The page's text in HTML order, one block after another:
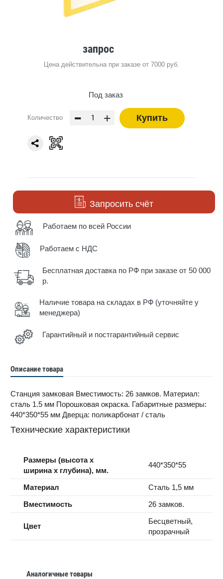
запрос
Цена действительна при заказе от 7000 руб.
Под заказ
Количество - + Купить
Запросить счёт
Работаем по всей России
Работаем с НДС
Бесплатная доставка по РФ при заказе от 50 000
р.
Наличие товара на складах в РФ (уточняйте у
менеджера)
Гарантийный и постгарантийный сервис
Описание товара
Станция замковая Вместимость: 26 замков. Материал:
сталь 1.5 мм Порошковая окраска. Габаритные размеры:
440*350*55 мм Дверца: поликарбонат / сталь
Технические характеристики
Размеры (высота x
ширина x глубина), мм.
440*350*55
Материал
Сталь 1,5 мм
Вместимость
26 замков.
Цвет
Бесцветный,
прозрачный
Аналогичные товары